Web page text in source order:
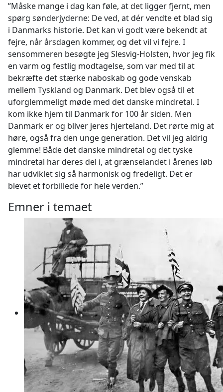
”Måske mange i dag kan føle, at det ligger fjernt, men
spørg sønderjyderne: De ved, at dér vendte et blad sig
i Danmarks historie. Det kan vi godt være bekendt at
fejre, når årsdagen kommer, og det vil vi fejre. I
sensommeren besøgte jeg Slesvig-Holsten, hvor jeg fik
en varm og festlig modtagelse, som var med til at
bekræfte det stærke naboskab og gode venskab
mellem Tyskland og Danmark. Det blev også til et
uforglemmeligt møde med det danske mindretal. I
kom ikke hjem til Danmark for 100 år siden. Men
Danmark er og bliver jeres hjerteland. Det rørte mig at
høre, også fra den unge generation. Det vil jeg aldrig
glemme! Både det danske mindretal og det tyske
mindretal har deres del i, at grænselandet i årenes løb
har udviklet sig så harmonisk og fredeligt. Det er
blevet et forbillede for hele verden.”
Emner i temaet